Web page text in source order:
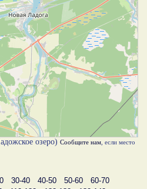
озеро) Сообщите нам , если место
30-40 40-50 50-60
60-70